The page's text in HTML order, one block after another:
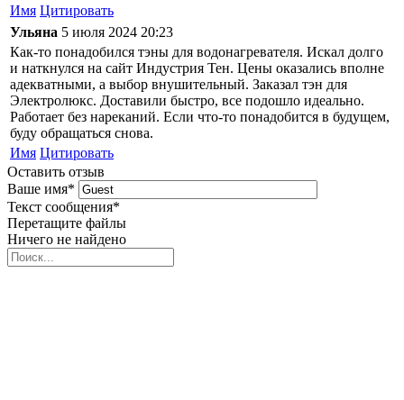
Имя Цитировать
Ульяна 5 июля 2024 20:23
Как-то понадобился тэны для водонагревателя. Искал долго
и наткнулся на сайт Индустрия Тен. Цены оказались вполне
адекватными, а выбор внушительный. Заказал тэн для
Электролюкс. Доставили быстро, все подошло идеально.
Работает без нареканий. Если что-то понадобится в будущем,
буду обращаться снова.
Имя Цитировать
Оставить отзыв
Ваше имя*
Текст сообщения*
Перетащите файлы
Ничего не найдено